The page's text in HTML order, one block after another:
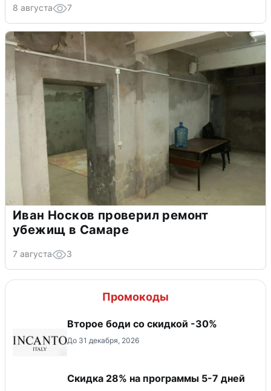
8 августа 7
Иван Носков проверил ремонт
убежищ в Самаре
7 августа 3
Промокоды
Второе боди со скидкой -30%
До 31 декабря, 2026
Скидка 28% на программы 5-7 дней